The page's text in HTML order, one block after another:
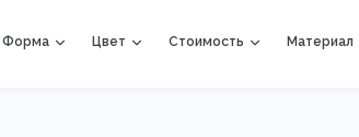
Форма Цвет Стоимость Материал